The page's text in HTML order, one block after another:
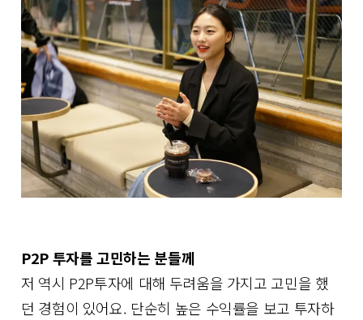
P2P 투자를 고민하는 분들께
저 역시 P2P투자에 대해 두려움을 가지고 고민을 했
던 경험이 있어요. 단순히 높은 수익률을 보고 투자하